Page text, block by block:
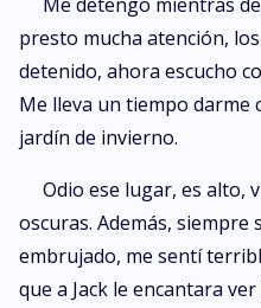
presto mucha atención,
detenido, ahora escucho
Me lleva un tiempo darme
jardín de invierno.
Odio ese lugar, es alto,
oscuras. Además,
embrujado, me sentí
que a Jack le encantara